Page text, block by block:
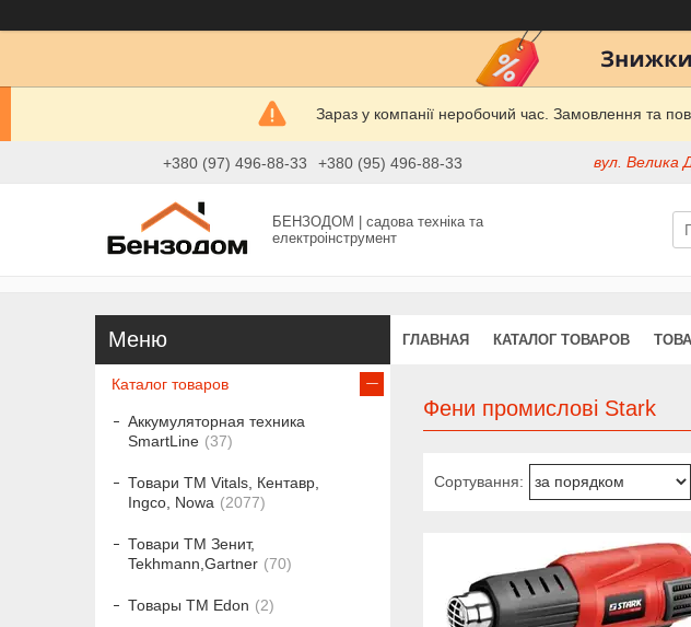
Зараз у компанії неробочий час. Замовлення та
+380 (97) 496-88-33 +380 (95) 496-88-33 вул. Велика
БЕНЗОДОМ | садова техніка та
електроінструмент
ГЛАВНАЯ КАТАЛОГ ТОВАРОВ
Фени промислові Stark
Каталог товаров
Аккумуляторная техника
SmartLine
37
Товари ТМ Vitals, Кентавр,
Ingco, Nowa
2077
Товари ТМ Зенит,
Tekhmann,Gartner
70
Товары ТМ Edon 2